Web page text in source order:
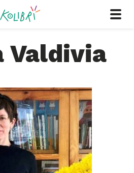
Valdivia